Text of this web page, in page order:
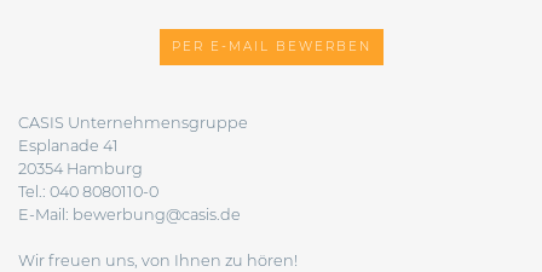
PER E-MAIL BEWERBEN
CASIS Unternehmensgruppe
Esplanade 41
20354 Hamburg
Tel.: 040 8080110-0
E-Mail: bewerbung@casis.de
Wir freuen uns, von Ihnen zu hören!